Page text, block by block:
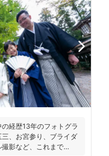
経歴13年のフォトグラ
、お宮参り、ブライダ
影など、これまで